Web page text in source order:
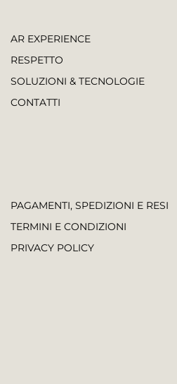
AR EXPERIENCE
RESPETTO
SOLUZIONI & TECNOLOGIE
CONTATTI
PAGAMENTI, SPEDIZIONI E RESI
TERMINI E CONDIZIONI
PRIVACY POLICY